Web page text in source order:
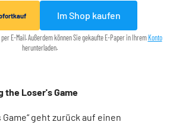
Im Shop kaufen
E-Mail. Außerdem können Sie gekaufte E-Paper in Ihrem Konto
herunterladen.
the Loser's Game
geht zurück auf einen